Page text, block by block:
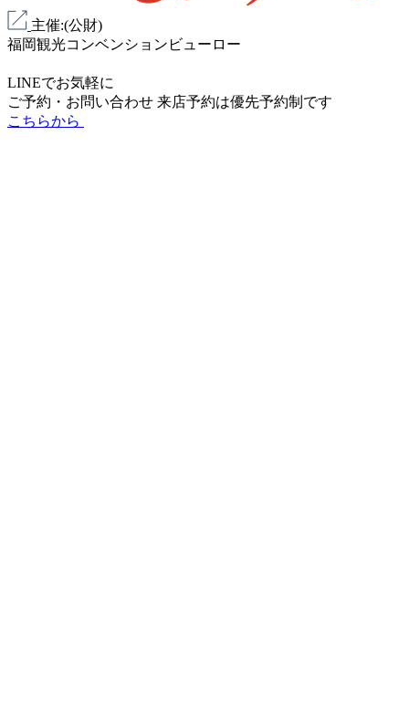
主催:(公財)
福岡観光コンベンションビューロー
LINEでお気軽に
ご予約・お問い合わせ 来店予約は優先予約制 です
こちらから